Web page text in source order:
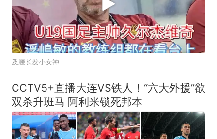
及腰长发小女神
CCTV5+直播大连VS铁人！“六大外援”欲
双杀升班马 阿利米锁死邦本